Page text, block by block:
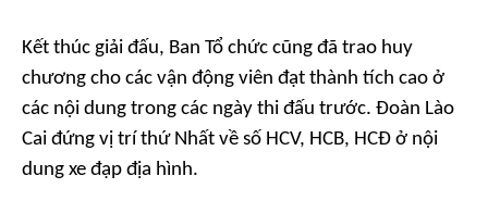
Kết thúc giải đấu, Ban Tổ chức cũng đã trao huy
chương cho các vận động viên đạt thành tích cao ở
các nội dung trong các ngày thi đấu trước. Đoàn Lào
Cai đứng vị trí thứ Nhất về số HCV, HCB, HCĐ ở nội
dung xe đạp địa hình.